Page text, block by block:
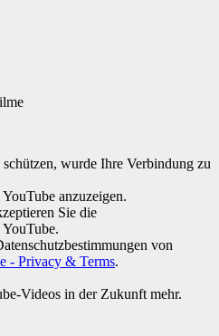
wurde Ihre Verbindung zu
YouTube anzuzeigen.
Sie die
von
- Privacy & Terms.
Videos in der Zukunft mehr.